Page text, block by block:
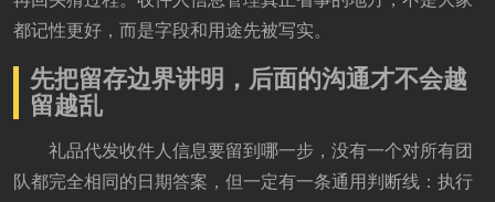
都记性更好，而是字段和用途先被写实。
先把留存边界讲明，后面的沟通才不会越
留越乱
礼品代发收件人信息要留到哪一步，没有一个对所有团
队都完全相同的日期答案，但一定有一条通用判断线：执行